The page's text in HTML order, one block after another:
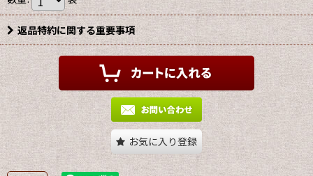
返品特約に関する重要事項
お気に入り登録